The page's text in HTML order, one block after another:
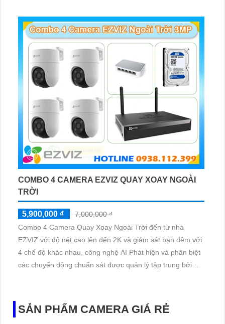
cần giám sát ngoài trời
COMBO 4 CAMERA EZVIZ QUAY XOAY NGOÀI
TRỜI
5,900,000 ₫
7,000,000 ₫
Combo 4 Camera Quay Xoay Ngoài Trời đến từ nhà
EZVIZ với độ nét cao lên đến 2K và giám sát ban đêm với
4 chế độ khác nhau, công nghệ AI Phát hiện và phân biệt
các chuyển động chuẩn sát được quản lý tập trung bởi
SẢN PHẨM CAMERA GIÁ RẺ